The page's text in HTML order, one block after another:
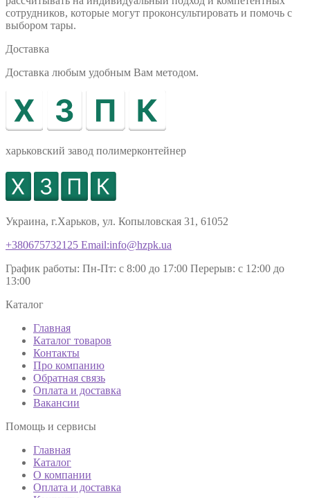
сотрудников, которые могут проконсультировать и помочь с
выбором тары.
Доставка
Доставка любым удобным Вам методом.
харьковский завод полимерконтейнер
Украина, г.Харьков, ул. Копыловская 31, 61052
+380675732125 Email:info@hzpk.ua
График работы: Пн-Пт: c 8:00 до 17:00 Перерыв: c 12:00 до
13:00
Каталог
Главная
Каталог товаров
Контакты
Про компанию
Обратная связь
Оплата и доставка
Вакансии
Помощь и сервисы
Главная
Каталог
О компании
Оплата и доставка